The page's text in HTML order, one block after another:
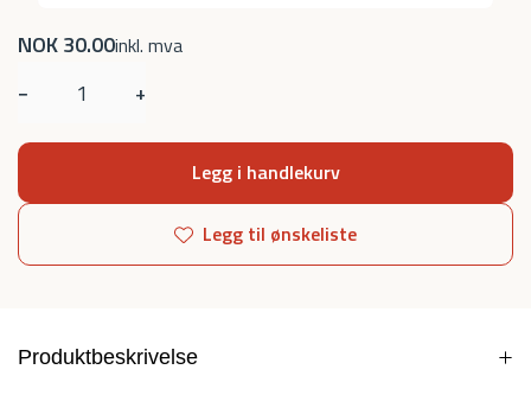
NOK 30.00inkl. mva
−
+
Legg i handlekurv
Legg til ønskeliste
Produktbeskrivelse